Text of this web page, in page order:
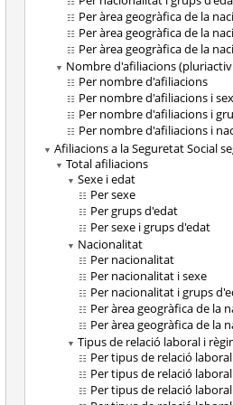
Per àrea geogràfica de la
Per àrea geogràfica de la
Per àrea geogràfica de la
Nombre d'afiliacions
Per nombre d'afiliacions
Per nombre d'afiliacions i
Per nombre d'afiliacions i
Per nombre d'afiliacions i
Afiliacions a la Seguretat Social
Total afiliacions
Sexe i edat
Per sexe
Per grups d'edat
Per sexe i grups d'edat
Nacionalitat
Per nacionalitat
Per nacionalitat i sexe
Per nacionalitat i grups
Per àrea geogràfica de la
Per àrea geogràfica de la
Tipus de relació laboral i
Per tipus de relació laboral
Per tipus de relació
Per tipus de relació